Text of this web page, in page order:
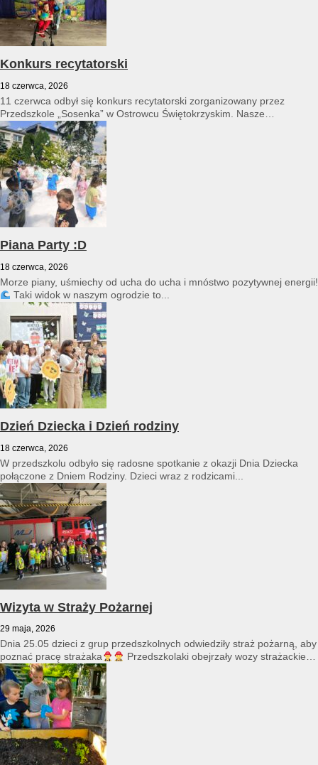
Konkurs recytatorski
18 czerwca, 2026
11 czerwca odbył się konkurs recytatorski zorganizowany przez
Przedszkole „Sosenka” w Ostrowcu Świętokrzyskim. Nasze
przedszkole reprezentował Franciszek Karpiński...
Piana Party :D
18 czerwca, 2026
Morze piany, uśmiechy od ucha do ucha i mnóstwo pozytywnej energii!
Taki widok w naszym ogrodzie to...
Dzień Dziecka i Dzień rodziny
18 czerwca, 2026
W przedszkolu odbyło się radosne spotkanie z okazji Dnia Dziecka
połączone z Dniem Rodziny. Dzieci wraz z rodzicami...
Wizyta w Straży Pożarnej
29 maja, 2026
Dnia 25.05 dzieci z grup przedszkolnych odwiedziły straż pożarną, aby
poznać pracę strażaka
Przedszkolaki obejrzały wozy strażackie
i...